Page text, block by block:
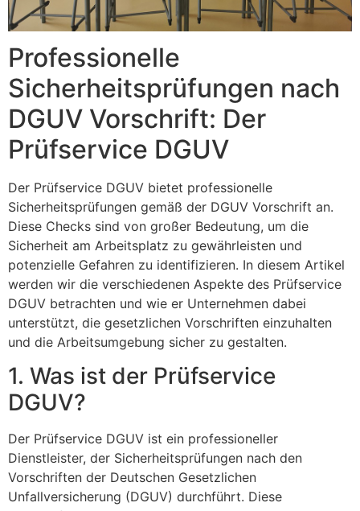
Professionelle
Sicherheitsprüfungen nach
DGUV Vorschrift: Der
Prüfservice DGUV
Der Prüfservice DGUV bietet professionelle
Sicherheitsprüfungen gemäß der DGUV Vorschrift an.
Diese Checks sind von großer Bedeutung, um die
Sicherheit am Arbeitsplatz zu gewährleisten und
potenzielle Gefahren zu identifizieren. In diesem Artikel
werden wir die verschiedenen Aspekte des Prüfservice
DGUV betrachten und wie er Unternehmen dabei
unterstützt, die gesetzlichen Vorschriften einzuhalten
und die Arbeitsumgebung sicher zu gestalten.
1. Was ist der Prüfservice
DGUV?
Der Prüfservice DGUV ist ein professioneller
Dienstleister, der Sicherheitsprüfungen nach den
Vorschriften der Deutschen Gesetzlichen
Unfallversicherung (DGUV) durchführt. Diese